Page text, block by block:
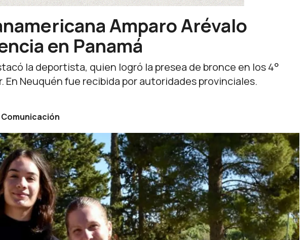
Amparo Arévalo
en Panamá
la deportista, quien logró la presea de bronce en los 4°
En Neuquén fue recibida por autoridades provinciales.